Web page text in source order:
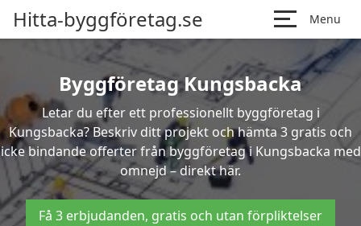
Hitta-byggföretag.se Menu
Byggföretag Kungsbacka
Letar du efter ett professionellt byggföretag i
Kungsbacka? Beskriv ditt projekt och hämta 3 gratis och
icke bindande offerter från byggföretag i Kungsbacka med
omnejd – direkt här.
Få 3 erbjudanden, gratis och utan förpliktelser